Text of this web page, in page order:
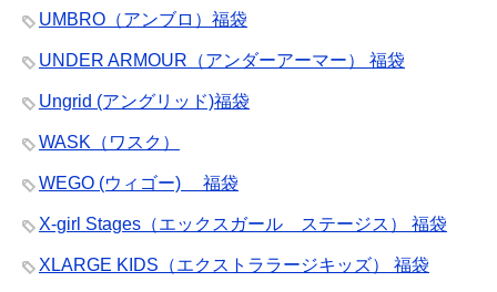
UMBRO（アンブロ）福袋
UNDER ARMOUR（アンダーアーマー） 福袋
Ungrid (アングリッド)福袋
WASK（ワスク）
WEGO (ウィゴー) 福袋
X-girl Stages（エックスガール ステージス） 福袋
XLARGE KIDS（エクストララージキッズ） 福袋